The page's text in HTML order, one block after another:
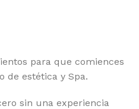
para que comiences
de estética y Spa.
sin una experiencia